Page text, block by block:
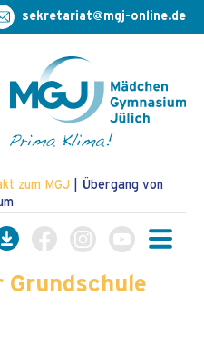
sekretariat@mgj-online.de
zum MGJ
Übergang von
Grundschule